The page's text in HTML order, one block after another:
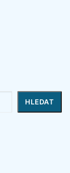
HLEDAT